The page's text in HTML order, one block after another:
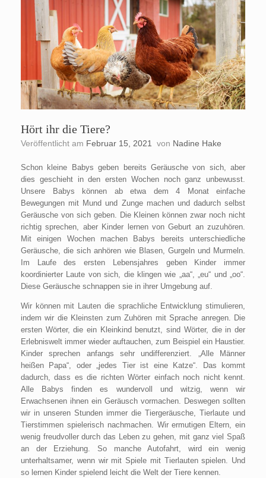
Hört ihr die Tiere?
Veröffentlicht am Februar 15, 2021 von Nadine Hake
Schon kleine Babys geben bereits Geräusche von sich, aber
dies geschieht in den ersten Wochen noch ganz unbewusst.
Unsere Babys können ab etwa dem 4 Monat einfache
Bewegungen mit Mund und Zunge machen und dadurch selbst
Geräusche von sich geben. Die Kleinen können zwar noch nicht
richtig sprechen, aber Kinder lernen von Geburt an zuzuhören.
Mit einigen Wochen machen Babys bereits unterschiedliche
Geräusche, die sich anhören wie Blasen, Gurgeln und Murmeln.
Im Laufe des ersten Lebensjahres geben Kinder immer
koordinierter Laute von sich, die klingen wie „aa“, „eu“ und „oo“.
Diese Geräusche schnappen sie in ihrer Umgebung auf.
Wir können mit Lauten die sprachliche Entwicklung stimulieren,
indem wir die Kleinsten zum Zuhören mit Sprache anregen. Die
ersten Wörter, die ein Kleinkind benutzt, sind Wörter, die in der
Erlebniswelt immer wieder auftauchen, zum Beispiel ein Haustier.
Kinder sprechen anfangs sehr undifferenziert. „Alle Männer
heißen Papa“, oder „jedes Tier ist eine Katze“. Das kommt
dadurch, dass es die richten Wörter einfach noch nicht kennt.
Alle Babys finden es wundervoll und witzig, wenn wir
Erwachsenen ihnen ein Geräusch vormachen. Deswegen sollten
wir in unseren Stunden immer die Tiergeräusche, Tierlaute und
Tierstimmen spielerisch nachmachen. Wir ermutigen Eltern, ein
wenig freudvoller durch das Leben zu gehen, mit ganz viel Spaß
an der Erziehung. So manche Autofahrt, wird ein wenig
unterhaltsamer, wenn wir mit Spiele mit Tierlauten spielen. Und
so lernen Kinder spielend leicht die Welt der Tiere kennen.